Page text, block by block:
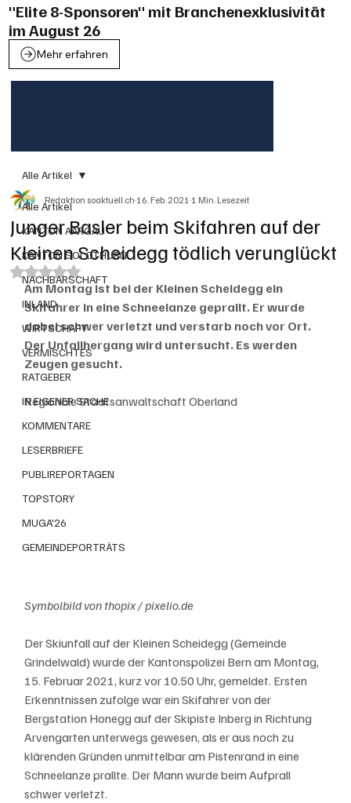
"Elite 8-Sponsoren" mit Branchenexklusivität
im August 26
Mehr erfahren
Alle Artikel
KANTON AARGAU
KANTON SOLOTHURN
NACHBARSCHAFT
INLAND
WIRTSCHAFT
VERMISCHTES
RATGEBER
IN EIGENER SACHE
KOMMENTARE
LESERBRIEFE
PUBLIREPORTAGEN
TOPSTORY
MUGA'26
GEMEINDEPORTRÄTS
Alle Artikel
Junger Basler beim Skifahren auf der
Kleinen Scheidegg tödlich verunglückt
Redaktion soaktuell.ch16. Feb. 20211 Min. Lesezeit
Mit NaN von 5 Sternen bewertet.
Am Montag ist bei der Kleinen Scheidegg ein
Skifahrer in eine Schneelanze geprallt. Er wurde
dabei schwer verletzt und verstarb noch vor Ort.
Der Unfallhergang wird untersucht. Es werden
Zeugen gesucht.
Regionale Staatsanwaltschaft Oberland
Symbolbild von thopix / pixelio.de
Der Skiunfall auf der Kleinen Scheidegg (Gemeinde
Grindelwald) wurde der Kantonspolizei Bern am Montag,
15. Februar 2021, kurz vor 10.50 Uhr, gemeldet. Ersten
Erkenntnissen zufolge war ein Skifahrer von der
Bergstation Honegg auf der Skipiste Inberg in Richtung
Arvengarten unterwegs gewesen, als er aus noch zu
klärenden Gründen unmittelbar am Pistenrand in eine
Schneelanze prallte. Der Mann wurde beim Aufprall
schwer verletzt.